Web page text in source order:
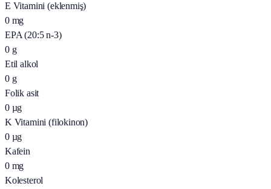
E Vitamini (eklenmiş)
0 mg
EPA (20:5 n-3)
0 g
Etil alkol
0 g
Folik asit
0 µg
K Vitamini (filokinon)
0 µg
Kafein
0 mg
Kolesterol